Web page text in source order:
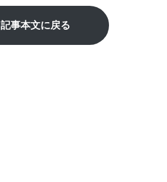
記事本文に戻る